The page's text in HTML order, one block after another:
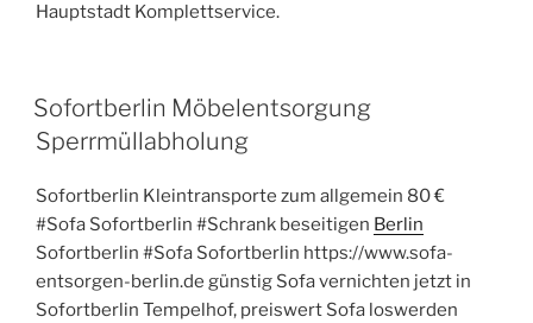
Hauptstadt Komplettservice.
VERÖFFENTLICHT
AM
Sofortberlin Möbelentsorgung
Sperrmüllabholung
Sofortberlin Kleintransporte zum allgemein 80 €
#Sofa Sofortberlin #Schrank beseitigen Berlin
Sofortberlin #Sofa Sofortberlin https://www.sofa-
entsorgen-berlin.de günstig Sofa vernichten jetzt in
Sofortberlin Tempelhof, preiswert Sofa loswerden